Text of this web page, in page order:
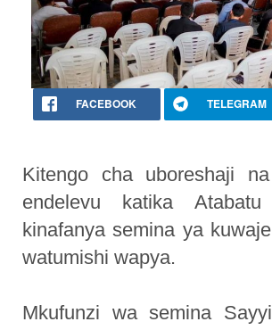
FACEBOOK TELEGRAM
Kitengo cha uboreshaji
endelevu katika Atabatu
kinafanya semina ya
watumishi wapya.
Mkufunzi wa semina